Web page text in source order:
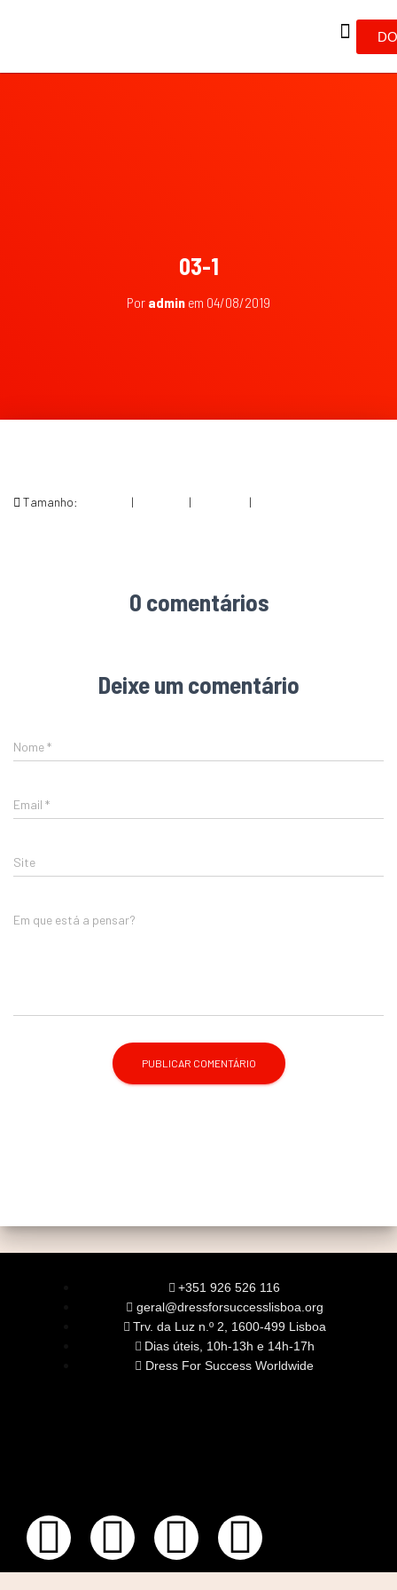
03-1
Por admin em 04/08/2019
Tamanho: | | |
0 comentários
Deixe um comentário
Nome*
Email *
Site
Em que está a pensar?
+351 926 526 116
geral@dressforsuccesslisboa.org
Trv. da Luz n.º 2, 1600-499 Lisboa
Dias úteis, 10h-13h e 14h-17h
Dress For Success Worldwide